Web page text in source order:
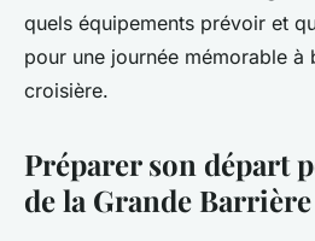
Livia•5 juillet 2024•6 min de lecture
quels équipements prévoir et
pour une journée mémorable
croisière.
Préparer son départ
de la Grande